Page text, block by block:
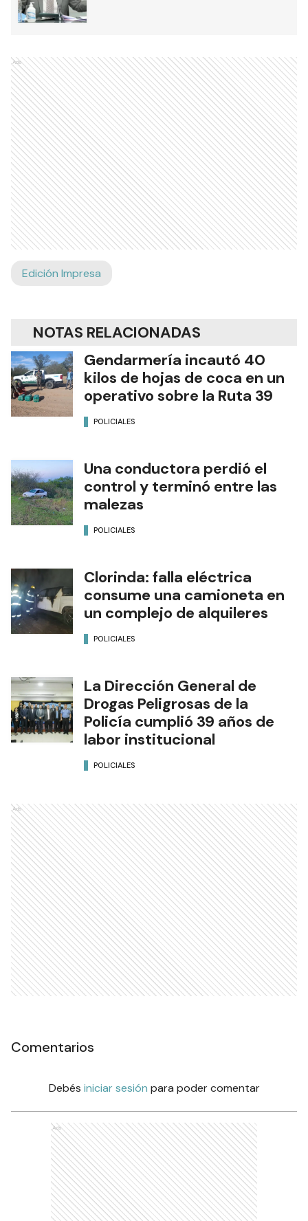
Ads
Edición Impresa
NOTAS RELACIONADAS
Gendarmería incautó 40
kilos de hojas de coca en un
operativo sobre la Ruta 39
POLICIALES
Una conductora perdió el
control y terminó entre las
malezas
POLICIALES
Clorinda: falla eléctrica
consume una camioneta en
un complejo de alquileres
POLICIALES
La Dirección General de
Drogas Peligrosas de la
Policía cumplió 39 años de
labor institucional
POLICIALES
Ads
Comentarios
Debés iniciar sesión para poder comentar
Ads